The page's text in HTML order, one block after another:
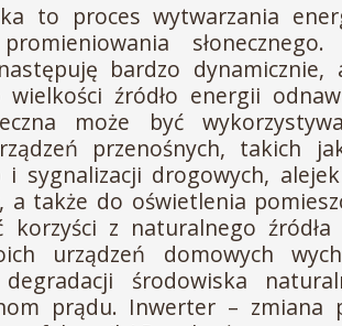
to proces wytwarzania
bardzo dynamicznie,
źródło energii
może być
przenośnych, takich
i sygnalizacji drogowych,
a także do oświetlenia
korzyści z naturalnego
urządzeń domowych
degradacji środowiska
prądu. Inwerter – zmiana